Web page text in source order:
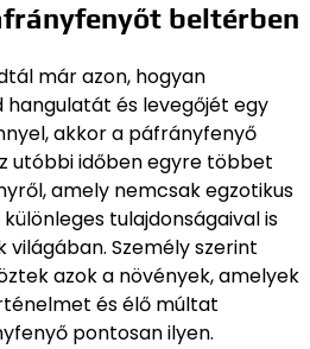
beltérben
már azon, hogyan
és levegőjét egy
akkor a páfrányfenyő
utóbbi időben egyre többet
amely nemcsak egzotikus
tulajdonságaival is
világában. Személy szerint
azok a növények, amelyek
és élő múltat
pontosan ilyen.